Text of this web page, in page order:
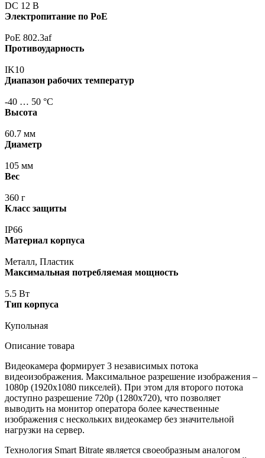
DC 12 В
Электропитание по PoE
PoE 802.3af
Противоударность
IK10
Диапазон рабочих температур
-40 … 50 °С
Высота
60.7 мм
Диаметр
105 мм
Вес
360 г
Класс защиты
IP66
Материал корпуса
Металл, Пластик
Максимальная потребляемая мощность
5.5 Вт
Тип корпуса
Купольная
Описание товара
Видеокамера формирует 3 независимых потока
видеоизображения. Максимальное разрешение изображения –
1080p (1920х1080 пикселей). При этом для второго потока
доступно разрешение 720p (1280х720), что позволяет
выводить на монитор оператора более качественные
изображения с нескольких видеокамер без значительной
нагрузки на сервер.
Технология Smart Bitrate является своеобразным аналогом